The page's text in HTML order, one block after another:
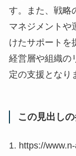
す。また、戦略
マネジメントや
けたサポートを
経営層や組織の
定の支援となり
この見出し
1. https://